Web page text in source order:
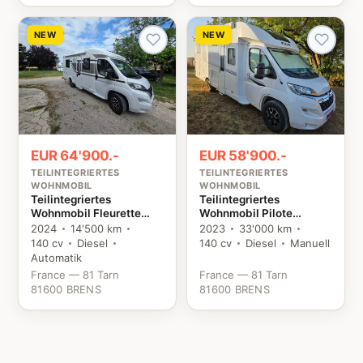
NEW
EUR 64'900.-
TEILINTEGRIERTES
WOHNMOBIL
Teilintegriertes
Wohnmobil Fleurette
Florium Baxter 64 LDF
Fiat
2024
14'500 km
140 cv
Diesel
Automatik
France — 81 Tarn
81600 BRENS
NEW
EUR 58'900.-
TEILINTEGRIERTES
WOHNMOBIL
Teilintegriertes
Wohnmobil Pilote
P746FGJ Evidence
Citroën
2023
33'000 km
140 cv
Diesel Manuell
France — 81 Tarn
81600 BRENS